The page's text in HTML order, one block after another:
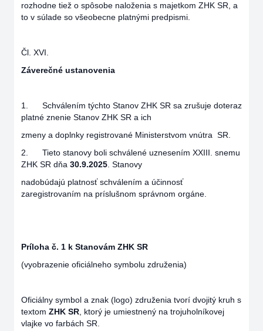
rozhodne tiež o spôsobe naloženia s majetkom ZHK SR, a
to v súlade so všeobecne platnými predpismi.
Čl. XVI.
Záverečné ustanovenia
1. Schválením týchto Stanov ZHK SR sa zrušuje doteraz
platné znenie Stanov ZHK SR a ich
zmeny a doplnky registrované Ministerstvom vnútra SR.
2. Tieto stanovy boli schválené uznesením XXIII. snemu
ZHK SR dňa 30.9.2025 . Stanovy
nadobúdajú platnosť schválením a účinnosť
zaregistrovaním na príslušnom správnom orgáne.
Príloha č. 1 k Stanovám ZHK SR
(vyobrazenie oficiálneho symbolu združenia)
Oficiálny symbol a znak (logo) združenia tvorí dvojitý kruh s
textom ZHK SR , ktorý je umiestnený na trojuholníkovej
vlajke vo farbách SR.